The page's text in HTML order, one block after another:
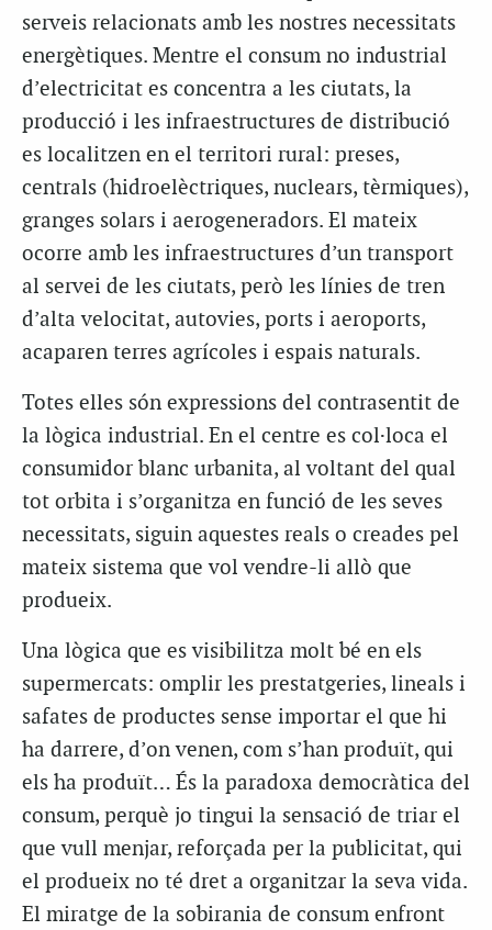
serveis relacionats amb les nostres necessitats
energètiques. Mentre el consum no industrial
d’electricitat es concentra a les ciutats, la
producció i les infraestructures de distribució
es localitzen en el territori rural: preses,
centrals (hidroelèctriques, nuclears, tèrmiques),
granges solars i aerogeneradors. El mateix
ocorre amb les infraestructures d’un transport
al servei de les ciutats, però les línies de tren
d’alta velocitat, autovies, ports i aeroports,
acaparen terres agrícoles i espais naturals.
Totes elles són expressions del contrasentit de
la lògica industrial. En el centre es col·loca el
consumidor blanc urbanita, al voltant del qual
tot orbita i s’organitza en funció de les seves
necessitats, siguin aquestes reals o creades pel
mateix sistema que vol vendre-li allò que
produeix.
Una lògica que es visibilitza molt bé en els
supermercats: omplir les prestatgeries, lineals i
safates de productes sense importar el que hi
ha darrere, d’on venen, com s’han produït, qui
els ha produït… És la paradoxa democràtica del
consum, perquè jo tingui la sensació de triar el
que vull menjar, reforçada per la publicitat, qui
el produeix no té dret a organitzar la seva vida.
El miratge de la sobirania de consum enfront